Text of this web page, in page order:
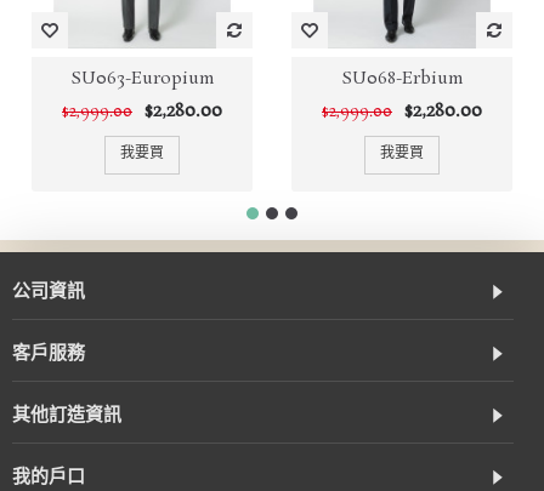
SU063-Europium
$2,999.00 $2,280.00
我要買
SU068-Erbium
$2,999.00 $2,280.00
我要買
公司資訊
客戶服務
其他訂造資訊
我的戶口